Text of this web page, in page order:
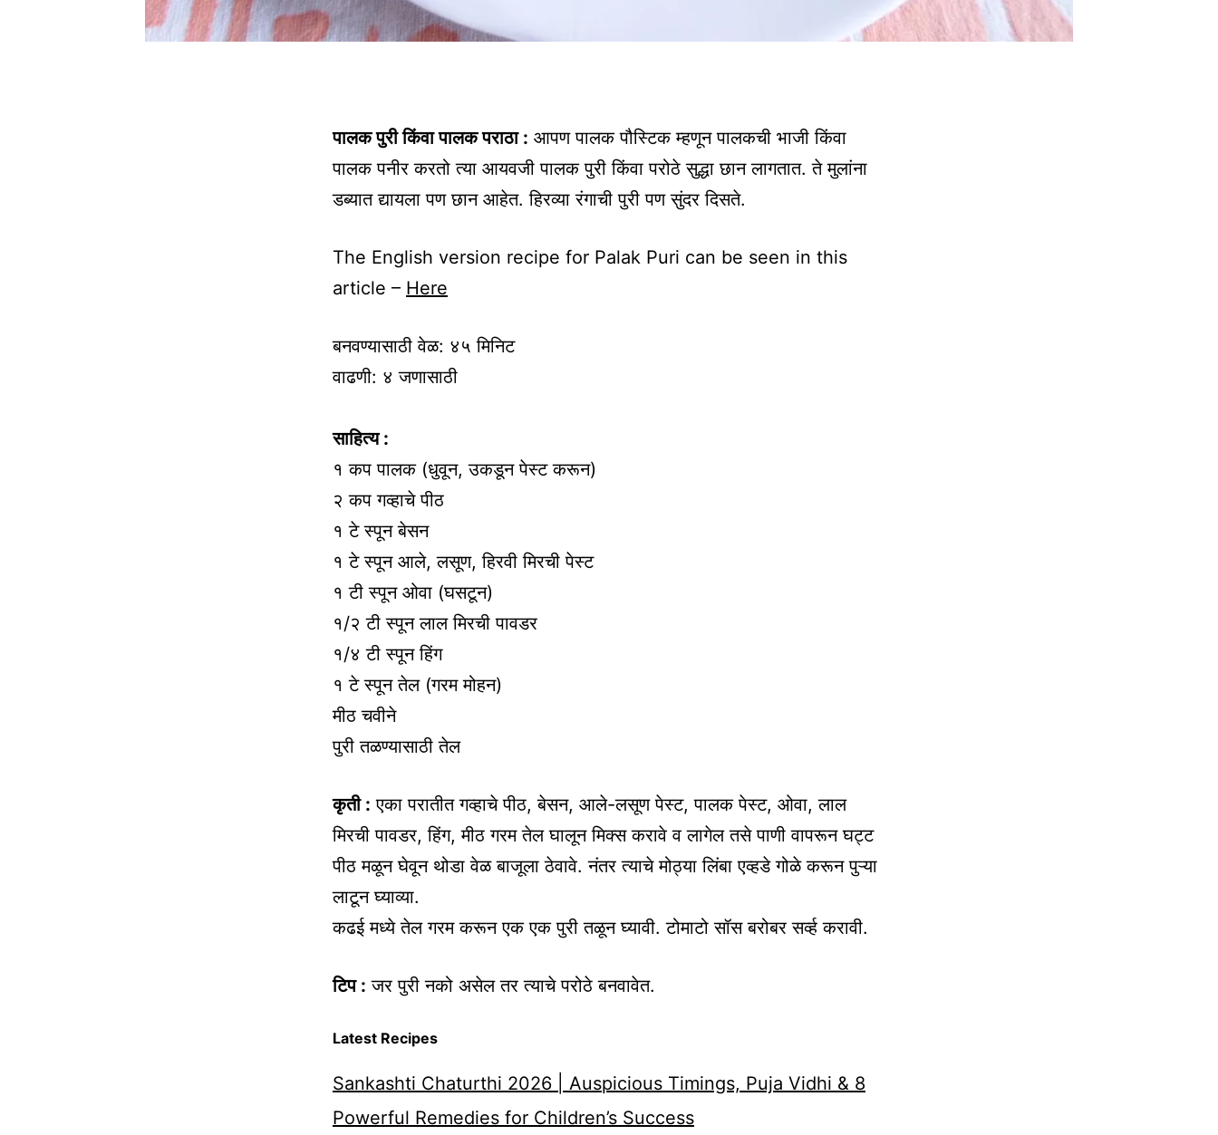
पालक पुरी किंवा पालक पराठा : आपण पालक पौस्टिक म्हणून पालकची भाजी किंवा
पालक पनीर करतो त्या आयवजी पालक पुरी किंवा परोठे सुद्धा छान लागतात. ते मुलांना
डब्यात द्यायला पण छान आहेत. हिरव्या रंगाची पुरी पण सुंदर दिसते.
The English version recipe for Palak Puri can be seen in this
article – Here
बनवण्यासाठी वेळ: ४५ मिनिट
वाढणी: ४ जणासाठी
साहित्य:
१ कप पालक (धुवून, उकडून पेस्ट करून)
२ कप गव्हाचे पीठ
१ टे स्पून बेसन
१ टे स्पून आले, लसूण, हिरवी मिरची पेस्ट
१ टी स्पून ओवा (घसटून)
१/२ टी स्पून लाल मिरची पावडर
१/४ टी स्पून हिंग
१ टे स्पून तेल (गरम मोहन)
मीठ चवीने
पुरी तळण्यासाठी तेल
कृती : एका परातीत गव्हाचे पीठ, बेसन, आले-लसूण पेस्ट, पालक पेस्ट, ओवा, लाल
मिरची पावडर, हिंग, मीठ गरम तेल घालून मिक्स करावे व लागेल तसे पाणी वापरून घट्ट
पीठ मळून घेवून थोडा वेळ बाजूला ठेवावे. नंतर त्याचे मोठ्या लिंबा एव्हडे गोळे करून पुऱ्या
लाटून घ्याव्या.
कढई मध्ये तेल गरम करून एक एक पुरी तळून घ्यावी. टोमाटो सॉस बरोबर सर्व्ह करावी.
टिप : जर पुरी नको असेल तर त्याचे परोठे बनवावेत.
Latest Recipes
Sankashti Chaturthi 2026 | Auspicious Timings, Puja Vidhi & 8
Powerful Remedies for Children’s Success